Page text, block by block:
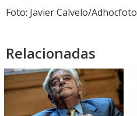
Foto: Javier Calvelo/
Relacionadas